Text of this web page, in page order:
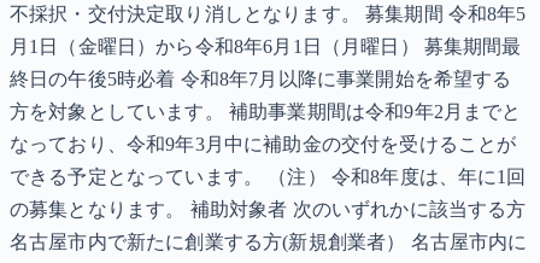
不採択・交付決定取り消しとなります。 募集期間 令和8年5
月1日（金曜日）から令和8年6月1日（月曜日） 募集期間最
終日の午後5時必着 令和8年7月以降に事業開始を希望する
方を対象としています。 補助事業期間は令和9年2月までと
なっており、令和9年3月中に補助金の交付を受けることが
できる予定となっています。 （注） 令和8年度は、年に1回
の募集となります。 補助対象者 次のいずれかに該当する方
名古屋市内で新たに創業する方(新規創業者） 名古屋市内に